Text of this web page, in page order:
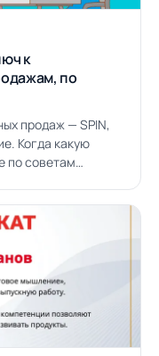
к
по
продаж — SPIN,
Когда какую
по советам